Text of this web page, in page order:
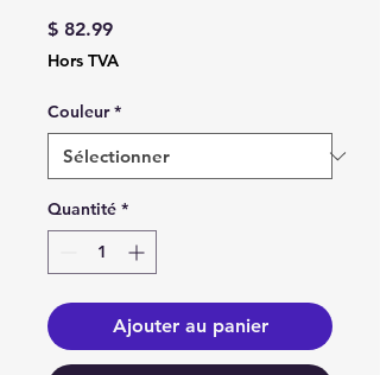
$ 82.99Prix
Hors TVA
Couleur *
Quantité *
Ajouter au panier